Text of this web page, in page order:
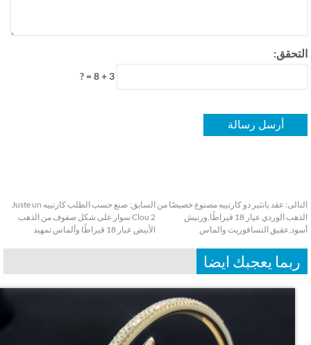
السابق:
صنع حسب الطلب كارتييه Juste un
Clou 2 سوار على شكل صفوف من الذهب
الأبيض عيار 18 قيراطًا وألماس تمهيد
عقد بانثير دو كارتييه مصنوع خصيصًا من
الذهب الوردي عيار 18 قيراطًا,ورنيش
التسافوريت والماس
يعجبك ايضا